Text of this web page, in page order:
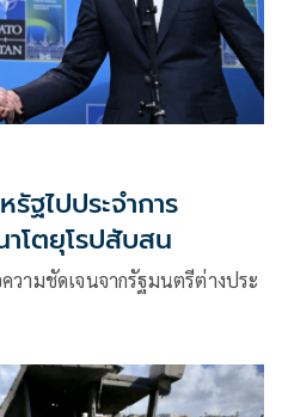
ฐไปประจำการ
โตยุโรปสับสน
วามชัดเจนจากรัฐมนตรีต่างประ